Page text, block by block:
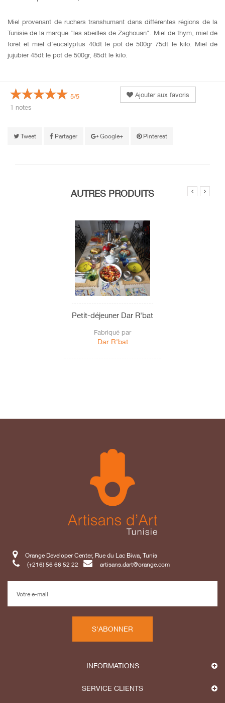
Miel provenant de ruchers transhumant dans différentes régions de la
Tunisie de la marque "les abeilles de Zaghouan". Miel de thym, miel de
forêt et miel d'eucalyptus 40dt le pot de 500gr 75dt le kilo. Miel de
jujubier 45dt le pot de 500gr, 85dt le kilo.
5/5
Ajouter aux favoris
1 notes
Tweet Partager Google+ Pinterest
AUTRES PRODUITS
Petit-déjeuner Dar R'bat
Fabriqué par
Dar R'bat
Orange Developer Center, Rue du Lac Biwa, Tunis
(+216) 56 66 52 22
artisans.dart@orange.com
S'ABONNER
INFORMATIONS
SERVICE CLIENTS